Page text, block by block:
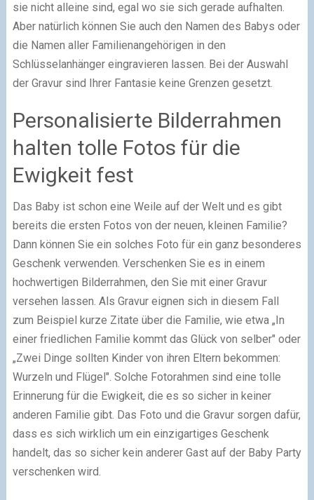
sie nicht alleine sind, egal wo sie sich gerade aufhalten.
Aber natürlich können Sie auch den Namen des Babys oder
die Namen aller Familienangehörigen in den
Schlüsselanhänger eingravieren lassen. Bei der Auswahl
der Gravur sind Ihrer Fantasie keine Grenzen gesetzt.
Personalisierte Bilderrahmen
halten tolle Fotos für die
Ewigkeit fest
Das Baby ist schon eine Weile auf der Welt und es gibt
bereits die ersten Fotos von der neuen, kleinen Familie?
Dann können Sie ein solches Foto für ein ganz besonderes
Geschenk verwenden. Verschenken Sie es in einem
hochwertigen Bilderrahmen, den Sie mit einer Gravur
versehen lassen. Als Gravur eignen sich in diesem Fall
zum Beispiel kurze Zitate über die Familie, wie etwa „In
einer friedlichen Familie kommt das Glück von selber" oder
„Zwei Dinge sollten Kinder von ihren Eltern bekommen:
Wurzeln und Flügel". Solche Fotorahmen sind eine tolle
Erinnerung für die Ewigkeit, die es so sicher in keiner
anderen Familie gibt. Das Foto und die Gravur sorgen dafür,
dass es sich wirklich um ein einzigartiges Geschenk
handelt, das so sicher kein anderer Gast auf der Baby Party
verschenken wird.